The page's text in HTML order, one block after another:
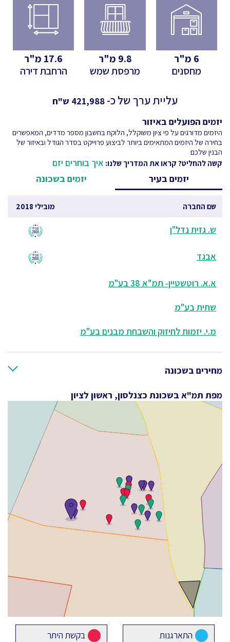
6 מ"ר
מחסנים
9.8 מ"ר
מרפסת שמש
17.6 מ"ר
הרחבת דירה
עליית ערך של כ-
ש"ח
יזמים הפועלים באיזור
היזמים מדורגים על פי ציון משוקלל, הלוקח בחשבון מספר מדדים, המאפשרים
בחירה של היזמים המתאימים ביותר לביצוע פרוייקט בסדר הגודל ובאיזור של
הבנין שלכם
קשה להחליט? קראו את המדריך שלנו: איך בוחרים יזם
יזמים בעיר
יזמים בשכונה
שם החברה מובילי 2018
ש. גזית נדל"ן
אבגד
א.א. רוטשטיין- תמ"א 38 בע"מ
שתית בע"מ
מ.י. יזמות לחיזוק והשבחת מבנים בע"מ
מחירים בשכונה
מפת תמ"א בשכונת כצנלסון, ראשון לציון
התארגנות בקשת היתר